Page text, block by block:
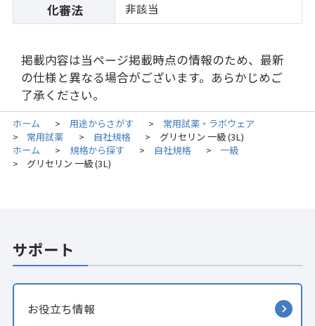
化審法 非該当
掲載内容は当ページ掲載時点の情報のため、最新
の仕様と異なる場合がございます。あらかじめご
了承ください。
ホーム > 用途からさがす > 常用試薬・ラボウェア
> 常用試薬 > 自社規格 >
グリセリン 一級 (3L)
ホーム
> 規格から探す > 自社規格 > 一級
> グリセリン 一級 (3L)
サポート
お役立ち情報